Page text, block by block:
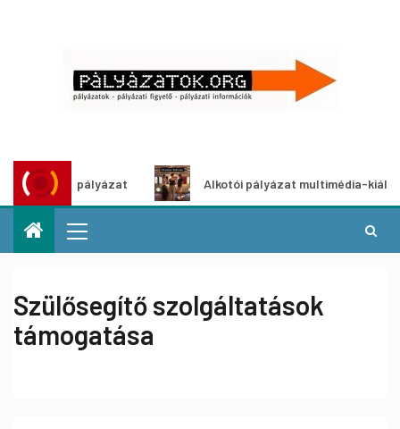
Alkotói pályázat multimédia-kiállításhoz
Szülősegítő szolgáltatások
támogatása